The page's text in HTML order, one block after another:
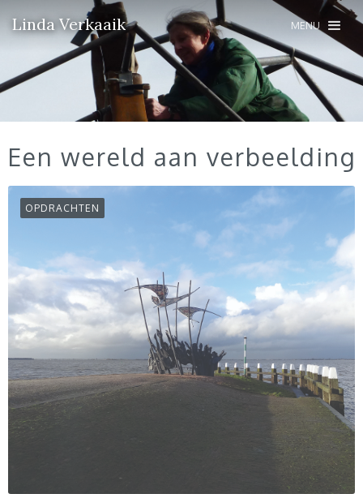
Linda Verkaaik MENU
Een wereld aan verbeelding
OPDRACHTEN